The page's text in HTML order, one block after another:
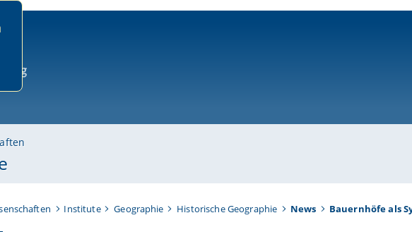
Institute Geographie Historische Geographie News Bauernhöfe als